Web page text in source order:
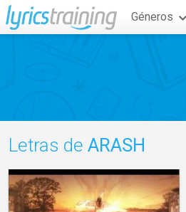
Géneros
Letras de ARASH